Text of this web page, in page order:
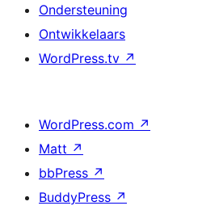
Ondersteuning
Ontwikkelaars
WordPress.tv ↗
WordPress.com ↗
Matt ↗
bbPress ↗
BuddyPress ↗